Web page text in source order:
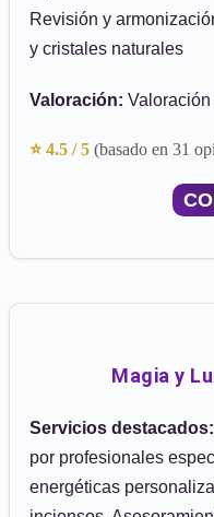
Revisión y
y cristales naturales
Valoración:
⭐ 4.5 / 5 (basado en 31
Magia y
Servicios destacados:
por profesionales
energéticas